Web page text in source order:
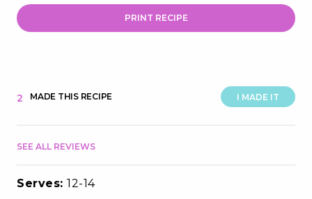
PRINT RECIPE
I MADE IT
2 MADE THIS RECIPE
SEE ALL REVIEWS
Serves: 12-14